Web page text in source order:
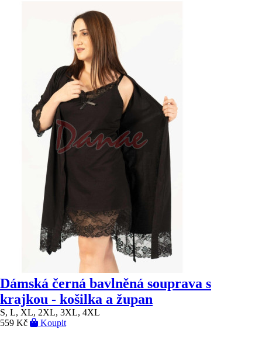
Dámská černá bavlněná souprava s
krajkou - košilka a župan
S, L, XL, 2XL, 3XL, 4XL
559 Kč
Koupit